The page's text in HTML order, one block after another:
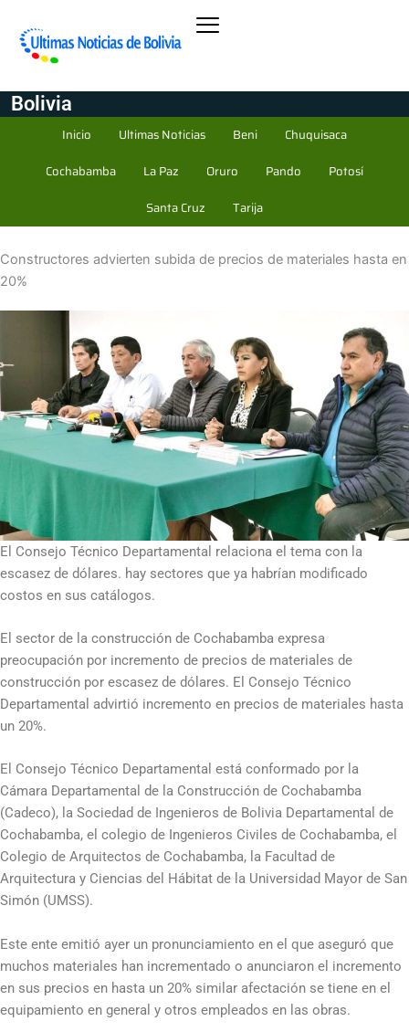
Bolivia
Inicio Ultimas Noticias Beni
Chuquisaca
Cochabamba
La Paz Oruro Pando
Potosí
Santa Cruz
Tarija
Constructores advierten subida de precios de materiales hasta en
20%
El Consejo Técnico Departamental relaciona el tema con la
escasez de dólares. hay sectores que ya habrían modificado
costos en sus catálogos.
El sector de la construcción de Cochabamba expresa
preocupación por incremento de precios de materiales de
construcción por escasez de dólares. El Consejo Técnico
Departamental advirtió incremento en precios de materiales hasta
un 20%.
El Consejo Técnico Departamental está conformado por la
Cámara Departamental de la Construcción de Cochabamba
(Cadeco), la Sociedad de Ingenieros de Bolivia Departamental de
Cochabamba, el colegio de Ingenieros Civiles de Cochabamba, el
Colegio de Arquitectos de Cochabamba, la Facultad de
Arquitectura y Ciencias del Hábitat de la Universidad Mayor de San
Simón (UMSS).
Este ente emitió ayer un pronunciamiento en el que aseguró que
muchos materiales han incrementado o anunciaron el incremento
en sus precios en hasta un 20% similar afectación se tiene en el
equipamiento en general y otros empleados en las obras.